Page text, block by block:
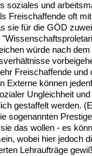
soziales und
Freischaffende oft
sie für die GÖD
würde nach
Freischaffende und
Externe können
Ungleichheit
gestaffelt werden.
sogenannten
das wollen - es
wobei hier jedoch
Lehraufträge